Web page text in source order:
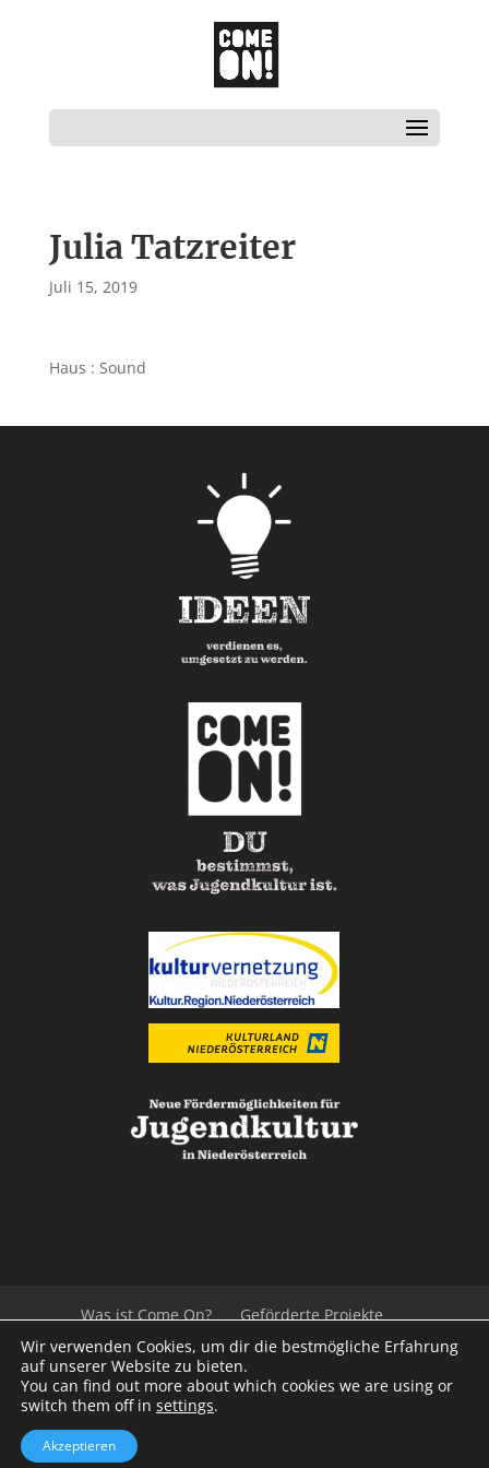
Julia Tatzreiter
Juli 15, 2019
Haus : Sound
Was ist Come On?
Geförderte Projekte
Der Beirat
Impressum/Datenschutz
Links
Presse
© 2020Kulturvernetzung Niederösterreich
Wir verwenden Cookies, um dir die bestmögliche Erfahrung
auf unserer Website zu bieten.
You can find out more about which cookies we are using or
switch them off in settings.
Akzeptieren